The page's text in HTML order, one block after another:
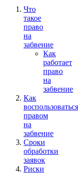
Что
такое
право
на
забвение
Как
работает
право
на
забвение
Как
воспользоваться
правом
на
забвение
Сроки
обработки
заявок
Риски